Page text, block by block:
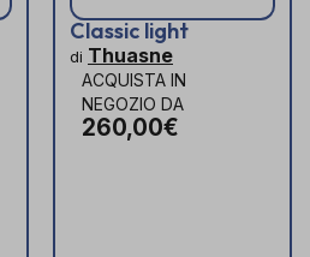
Classic light
di Thuasne
ACQUISTA IN
NEGOZIO DA
260,00€